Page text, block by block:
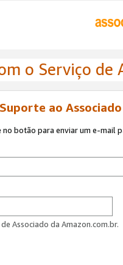
o Serviço de
ao
botão para enviar um e-mail
Associado da Amazon.com.br.